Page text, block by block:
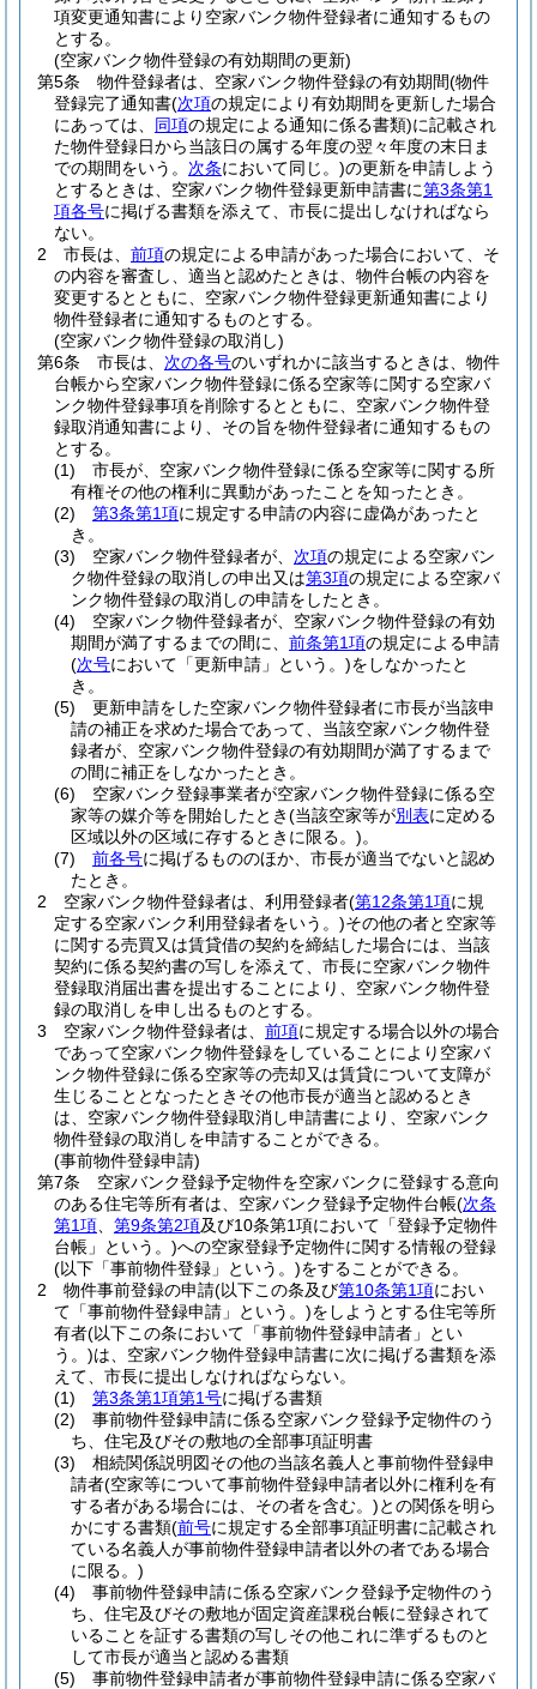
項変更通知書により空家バンク物件登録者に通知するもの
とする。
(空家バンク物件登録の有効期間の更新)
第5条
物件登録者は、空家バンク物件登録の有効期間(物件
登録完了通知書(次項の規定により有効期間を更新した場合
にあっては、 同項の規定による通知に係る書類)に記載され
た物件登録日から当該日の属する年度の翌々年度の末日ま
での期間をいう。 次条において同じ。)の更新を申請しよう
とするときは、空家バンク物件登録更新申請書に第3条第1
項各号に掲げる書類を添えて、市長に提出しなければなら
ない。
2
市長は、 前項の規定による申請があった場合において、そ
の内容を審査し、適当と認めたときは、物件台帳の内容を
変更するとともに、空家バンク物件登録更新通知書により
物件登録者に通知するものとする。
(空家バンク物件登録の取消し)
第6条
市長は、 次の各号のいずれかに該当するときは、物件
台帳から空家バンク物件登録に係る空家等に関する空家バ
ンク物件登録事項を削除するとともに、空家バンク物件登
録取消通知書により、その旨を物件登録者に通知するもの
とする。
(1)
市長が、空家バンク物件登録に係る空家等に関する所
有権その他の権利に異動があったことを知ったとき。
(2)
第3条第1項に規定する申請の内容に虚偽があったと
き。
(3)
空家バンク物件登録者が、 次項の規定による空家バン
ク物件登録の取消しの申出又は第3項の規定による空家バ
ンク物件登録の取消しの申請をしたとき。
(4)
空家バンク物件登録者が、空家バンク物件登録の有効
期間が満了するまでの間に、 前条第1項の規定による申請
(次号において「更新申請」という。)をしなかったと
き。
(5)
更新申請をした空家バンク物件登録者に市長が当該申
請の補正を求めた場合であって、当該空家バンク物件登
録者が、空家バンク物件登録の有効期間が満了するまで
の間に補正をしなかったとき。
(6)
空家バンク登録事業者が空家バンク物件登録に係る空
家等の媒介等を開始したとき(当該空家等が別表に定める
区域以外の区域に存するときに限る。)。
(7)
前各号に掲げるもののほか、市長が適当でないと認め
たとき。
2
空家バンク物件登録者は、利用登録者(第12条第1項に規
定する空家バンク利用登録者をいう。)その他の者と空家等
に関する売買又は賃貸借の契約を締結した場合には、当該
契約に係る契約書の写しを添えて、市長に空家バンク物件
登録取消届出書を提出することにより、空家バンク物件登
録の取消しを申し出るものとする。
3
空家バンク物件登録者は、 前項に規定する場合以外の場合
であって空家バンク物件登録をしていることにより空家バ
ンク物件登録に係る空家等の売却又は賃貸について支障が
生じることとなったときその他市長が適当と認めるとき
は、空家バンク物件登録取消し申請書により、空家バンク
物件登録の取消しを申請することができる。
(事前物件登録申請)
第7条
空家バンク登録予定物件を空家バンクに登録する意向
のある住宅等所有者は、空家バンク登録予定物件台帳(次条
第1項
第9条第2項及び10条第1項において「登録予定物件
台帳」という。)への空家登録予定物件に関する情報の登録
(以下「事前物件登録」という。)をすることができる。
2
物件事前登録の申請(以下この条及び第10条第1項におい
て「事前物件登録申請」という。)をしようとする住宅等所
有者(以下この条において「事前物件登録申請者」とい
う。)は、空家バンク物件登録申請書に次に掲げる書類を添
えて、市長に提出しなければならない。
(1)
第3条第1項第1号に掲げる書類
(2)
事前物件登録申請に係る空家バンク登録予定物件のう
ち、住宅及びその敷地の全部事項証明書
(3)
相続関係説明図その他の当該名義人と事前物件登録申
請者(空家等について事前物件登録申請者以外に権利を有
する者がある場合には、その者を含む。)との関係を明ら
かにする書類(前号に規定する全部事項証明書に記載され
ている名義人が事前物件登録申請者以外の者である場合
に限る。)
(4)
事前物件登録申請に係る空家バンク登録予定物件のう
ち、住宅及びその敷地が固定資産課税台帳に登録されて
いることを証する書類の写しその他これに準ずるものと
して市長が適当と認める書類
(5)
事前物件登録申請者が事前物件登録申請に係る空家バ